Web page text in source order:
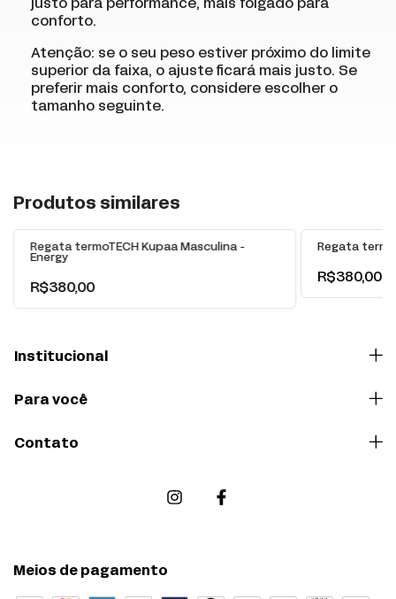
justo para performance, mais folgado para
conforto.
Atenção: se o seu peso estiver próximo do limite
superior da faixa, o ajuste ficará mais justo. Se
preferir mais conforto, considere escolher o
tamanho seguinte.
Produtos similares
Regata termoTECH Kupaa Masculina -
Energy
R$380,00
+
Regata
R$380,00
Institucional
Para você
Contato
Meios de pagamento